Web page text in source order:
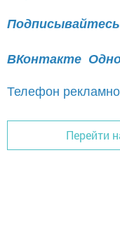
ВКонтакте
Телефон
Перейти